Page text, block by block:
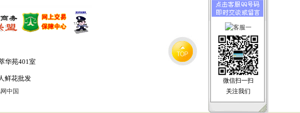
华苑401室
鲜花批发
中国
微信扫一扫
关注我们